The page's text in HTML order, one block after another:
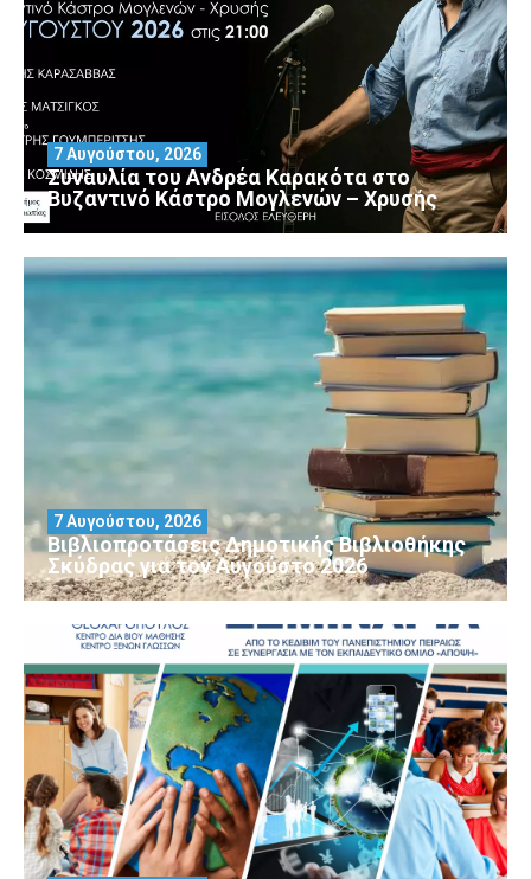
Συναυλία του Ανδρέα Καρακότα στο
Βυζαντινό Κάστρο Μογλενών – Χρυσής
7 Αυγούστου, 2026
Βιβλιοπροτάσεις Δημοτικής Βιβλιοθήκης
Σκύδρας για τον Αύγούστο 2026
7 Αυγούστου, 2026